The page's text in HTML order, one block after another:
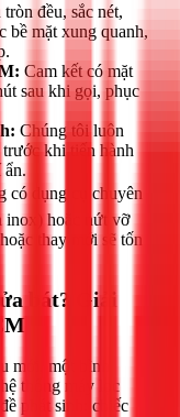
đều, sắc nét,
bề mặt xung quanh,
Cam kết có mặt
sau khi gọi, phục
Chúng tôi luôn
khi tiến hành
ẩn.
có dụng cụ chuyên
inox) hoặc nứt vỡ
thay mới sẽ tốn
bát? Giải
mới, một bình
thống máy lọc
phát sinh: chiếc